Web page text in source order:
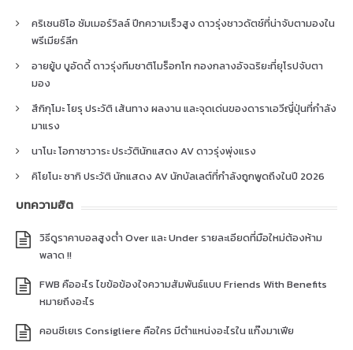
คริเซนซิโอ ซัมเมอร์วิลล์ ปีกความเร็วสูง ดาวรุ่งชาวดัตช์ที่น่าจับตามองใน
พรีเมียร์ลีก
อายยู้บ บูอัดดี้ ดาวรุ่งทีมชาติโมร็อกโก กองกลางอัจฉริยะที่ยุโรปจับตา
มอง
สึกิกุโมะ โยรุ ประวัติ เส้นทาง ผลงาน และจุดเด่นของดาราเอวีญี่ปุ่นที่กำลัง
มาแรง
นาโนะ โอกาซาวาระ ประวัตินักแสดง AV ดาวรุ่งพุ่งแรง
คิโยโนะ ซากิ ประวัติ นักแสดง AV นักบัลเลต์ที่กำลังถูกพูดถึงในปี 2026
บทความฮิต
วิธีดูราคาบอลสูงต่ำ Over และ Under รายละเอียดที่มือใหม่ต้องห้าม
พลาด !!
FWB คืออะไร ไขข้อข้องใจความสัมพันธ์แบบ Friends With Benefits
หมายถึงอะไร
คอนซีเยเร Consigliere คือใคร มีตำแหน่งอะไรใน แก๊งมาเฟีย